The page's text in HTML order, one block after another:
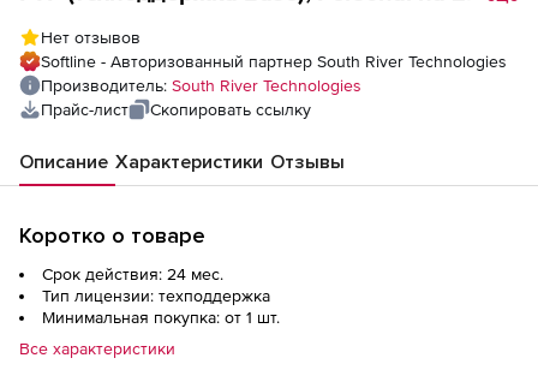
Нет отзывов
Softline - Авторизованный партнер South River Technologies
Производитель: South River Technologies
Прайс-лист
Скопировать ссылку
Описание Характеристики Отзывы
Коротко о товаре
Срок действия: 24 мес.
Тип лицензии: техподдержка
Минимальная покупка: от 1 шт.
Все характеристики